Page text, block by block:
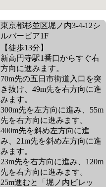
東京都杉並区堀ノ内3-4-12シ
ルバーピア1F
【徒歩13分】
新高円寺駅1番口からすぐ右
方向に進みます。
70m先の五日市街道入口を突
き抜け、49m先を右方向に進
みます。
300m先を左方向に進み、55m
先を右方向に進みます。
400m先を斜め左方向に進
み、21m先を斜め左方向に進
みます。
23m先を右方向に進み、120m
先を右方向に進みます。
25m進むと「堀ノ内ビレッ